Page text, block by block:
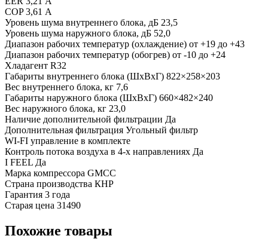
COP 3,61 А
Уровень шума внутреннего блока, дБ 23,5
Уровень шума наружного блока, дБ 52,0
Диапазон рабочих температур (охлаждение) от +19 до +43
Диапазон рабочих температур (обогрев) от -10 до +24
Хладагент R32
Габариты внутреннего блока (ШхВхГ) 822×258×203
Вес внутреннего блока, кг 7,6
Габариты наружного блока (ШхВхГ) 660×482×240
Вес наружного блока, кг 23,0
Наличие дополнительной фильтрации Да
Дополнительная фильтрация Угольный фильтр
WI-FI управление в комплекте
Контроль потока воздуха в 4-х направлениях Да
I FEEL Да
Марка компрессора GMCC
Страна производства КНР
Гарантия 3 года
Старая цена 31490
Похожие товары